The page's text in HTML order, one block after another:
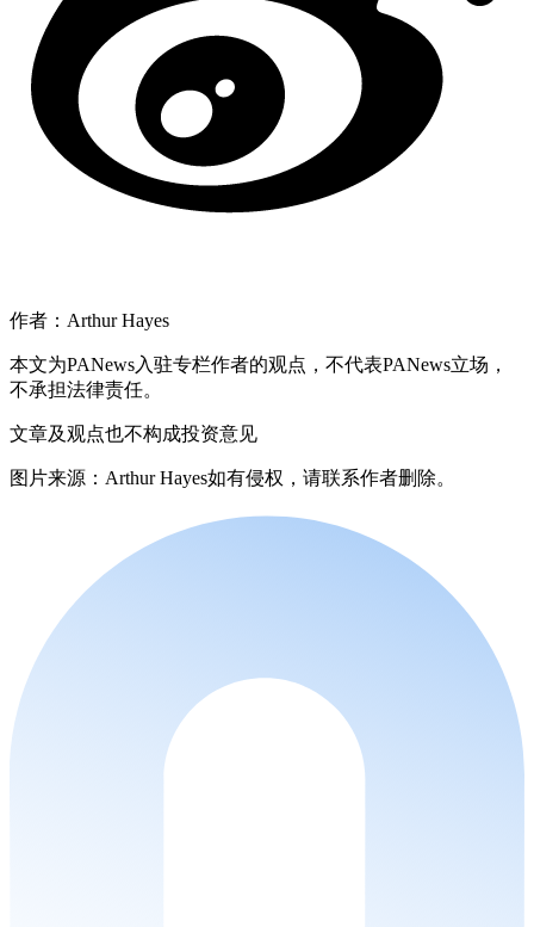
作者：Arthur Hayes
本文为PANews入驻专栏作者的观点，不代表PANews立场，
不承担法律责任。
文章及观点也不构成投资意见
图片来源：Arthur Hayes如有侵权，请联系作者删除。